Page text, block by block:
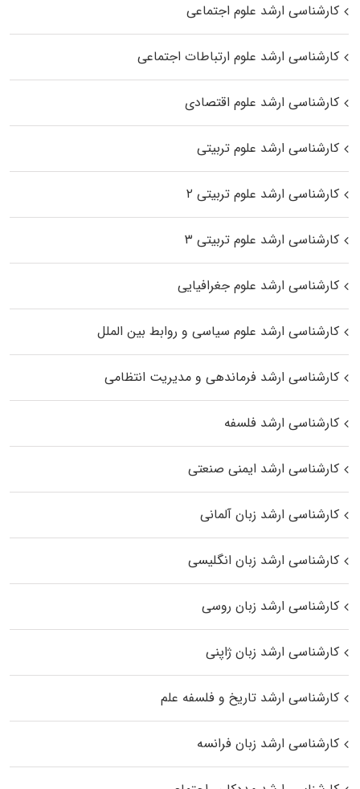
کارشناسی ارشد علوم اجتماعی
کارشناسی ارشد علوم ارتباطات اجتماعی
کارشناسی ارشد علوم اقتصادی
کارشناسی ارشد علوم تربیتی
کارشناسی ارشد علوم تربیتی ۲
کارشناسی ارشد علوم تربیتی ۳
کارشناسی ارشد علوم جغرافیایی
کارشناسی ارشد علوم سیاسی و روابط بین الملل
کارشناسی ارشد فرماندهی و مدیریت انتظامی
کارشناسی ارشد فلسفه
کارشناسی ارشد ایمنی صنعتی
کارشناسی ارشد زبان آلمانی
کارشناسی ارشد زبان انگلیسی
کارشناسی ارشد زبان روسی
کارشناسی ارشد زبان ژاپنی
کارشناسی ارشد تاریخ و فلسفه علم
کارشناسی ارشد زبان فرانسه